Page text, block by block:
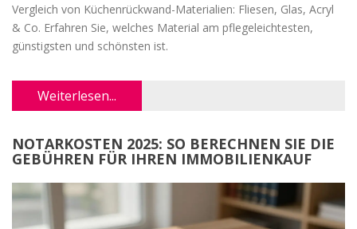
Vergleich von Küchenrückwand-Materialien: Fliesen, Glas, Acryl
& Co. Erfahren Sie, welches Material am pflegeleichtesten,
günstigsten und schönsten ist.
Weiterlesen...
NOTARKOSTEN 2025: SO BERECHNEN SIE DIE
GEBÜHREN FÜR IHREN IMMOBILIENKAUF